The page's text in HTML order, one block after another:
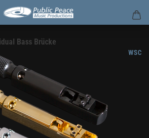
Bass Brücke
WSC